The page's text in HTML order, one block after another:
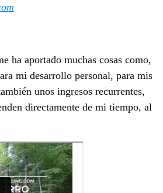
ha aportado muchas cosas como,
mi desarrollo personal, para mis
unos ingresos recurrentes,
directamente de mi tiempo, al